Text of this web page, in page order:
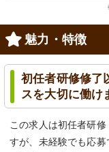
魅力・特徴
初任者研修修了
スを大切に働け
この求人は初任者研
すが、未経験でも応